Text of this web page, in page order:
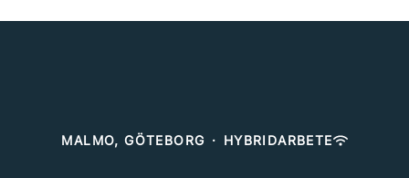
MALMO, GÖTEBORG · HYBRIDARBETE